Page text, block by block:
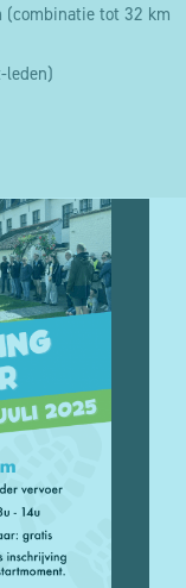
(combinatie tot 32 km
leden)